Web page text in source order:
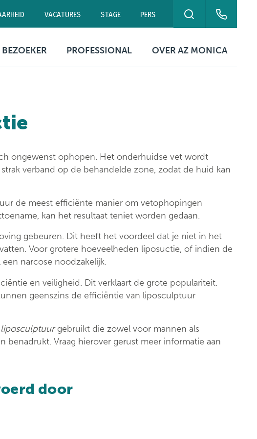
VACATURES STAGE PERS
ZOEKEN
03 320 50 00
03 240 20 20
03 240 20 60
BEZOEKER
Praktische
informatie
PROFESSIONAL
Ethische commissie
symposia
Klinische biologie
Labo
anatomopathologie
OVER AZ MONICA
Netwerk Helix
Campussen
Contact
ongewenst ophopen. Het onderhuidse vet wordt
verband op de behandelde zone, zodat de huid kan
de meest efficiënte manier om vetophopingen
kan het resultaat teniet worden gedaan.
gebeuren. Dit heeft het voordeel dat je niet in het
Voor grotere hoeveelheden liposuctie, of indien de
narcose noodzakelijk.
en veiligheid. Dit verklaart de grote populariteit.
geenszins de efficiëntie van liposculptuur
gebruikt die zowel voor mannen als
Vraag hierover gerust meer informatie aan
door